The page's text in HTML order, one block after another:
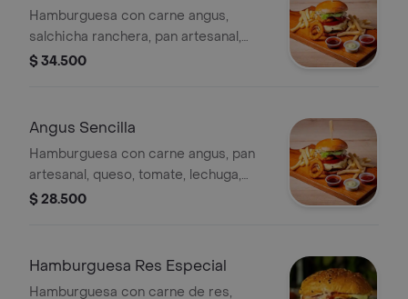
Hamburguesa con carne angus,
salchicha ranchera, pan artesanal,
queso, tomate, lechuga, aros de
$ 34.500
Angus Sencilla
Hamburguesa con carne angus, pan
artesanal, queso, tomate, lechuga,
aros de cebolla, salsa de la casa y
$ 28.500
Hamburguesa Res Especial
Hamburguesa con carne de res,